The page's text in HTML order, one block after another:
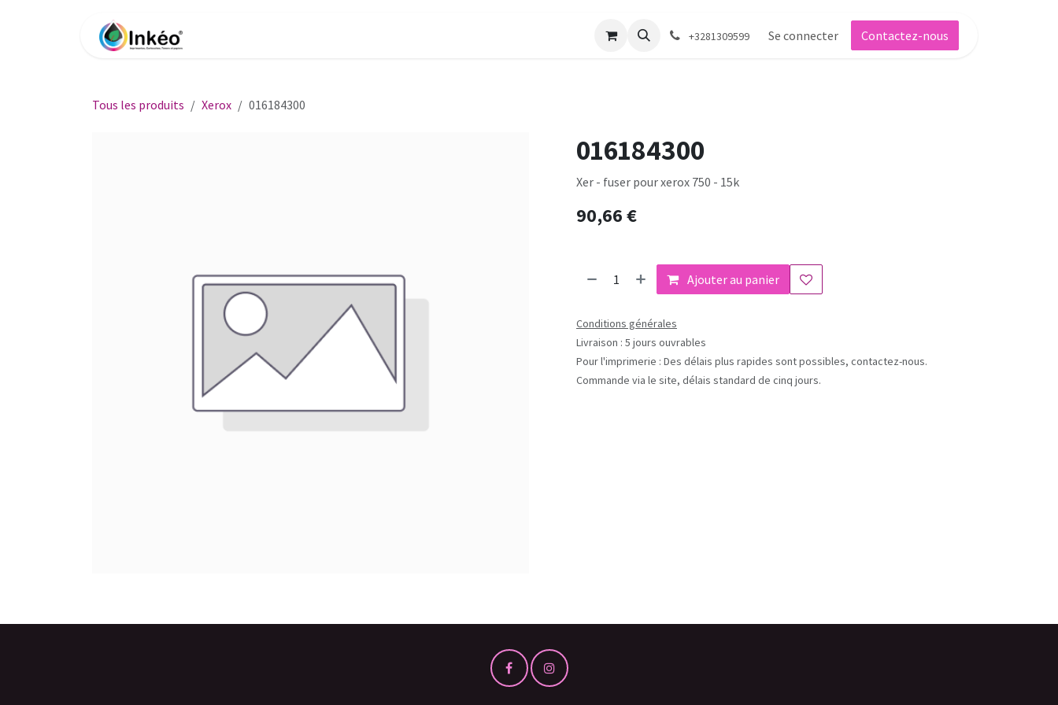
+3281309599 Se connecter Contactez-nous
Tous les produits Xerox 016184300
016184300
Xer - fuser pour xerox 750 - 15k
90,66€
Ajouter au panier
Conditions générales
Livraison : 5 jours ouvrables
Pour l'imprimerie : Des délais plus rapides sont possibles, contactez-nous.
Commande via le site, délais standard de cinq jours.